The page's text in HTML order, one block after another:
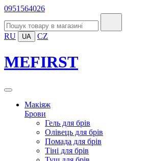
0951564026
RU UA CZ
MEFIRST
Макіяж
Брови
Гель для брів
Олівець для брів
Помада для брів
Тіні для брів